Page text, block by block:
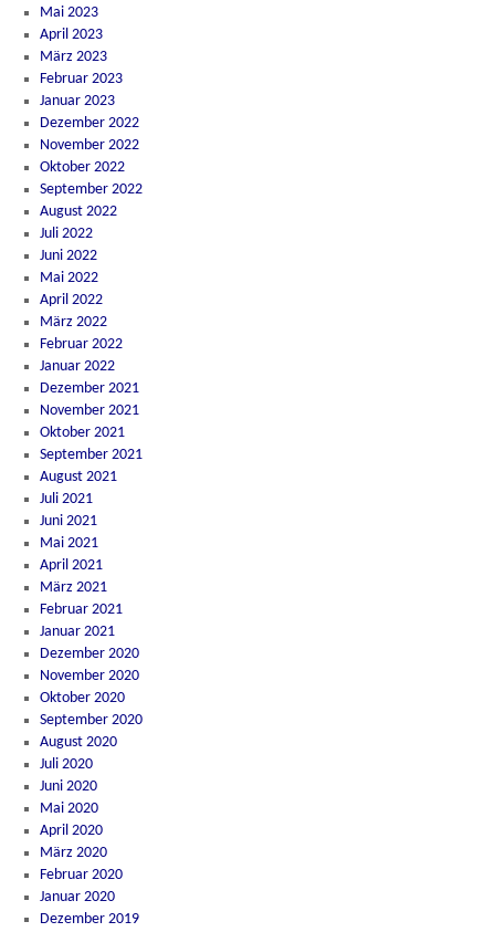
Mai 2023
April 2023
März 2023
Februar 2023
Januar 2023
Dezember 2022
November 2022
Oktober 2022
September 2022
August 2022
Juli 2022
Juni 2022
Mai 2022
April 2022
März 2022
Februar 2022
Januar 2022
Dezember 2021
November 2021
Oktober 2021
September 2021
August 2021
Juli 2021
Juni 2021
Mai 2021
April 2021
März 2021
Februar 2021
Januar 2021
Dezember 2020
November 2020
Oktober 2020
September 2020
August 2020
Juli 2020
Juni 2020
Mai 2020
April 2020
März 2020
Februar 2020
Januar 2020
Dezember 2019